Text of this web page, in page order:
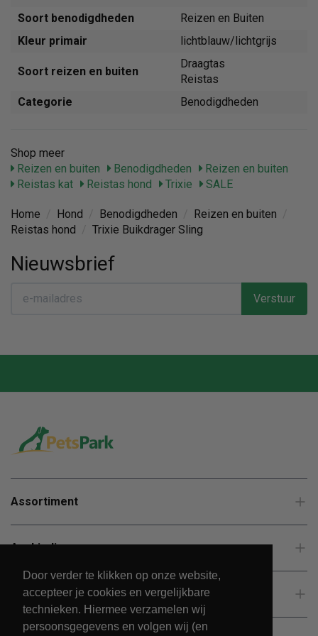
Door verder te klikken op onze website,
accepteer je cookies en vergelijkbare
technieken. Hiermee verzamelen wij
persoonsgegevens en volgen wij (en
Soort benodigdheden
Reizen en Buiten
Kleur primair
lichtblauw/lichtgrijs
Soort reizen en buiten
Draagtas
Reistas
Categorie
Benodigdheden
Shop meer
Reizen en buiten
Benodigdheden
Reizen en buiten
Reistas kat
Reistas hond Trixie SALE
Home Hond Benodigdheden Reizen en buiten
Reistas hond
Trixie Buikdrager Sling
Nieuwsbrief
Verstuur
Assortiment
Aanbiedingen
Klantenservice